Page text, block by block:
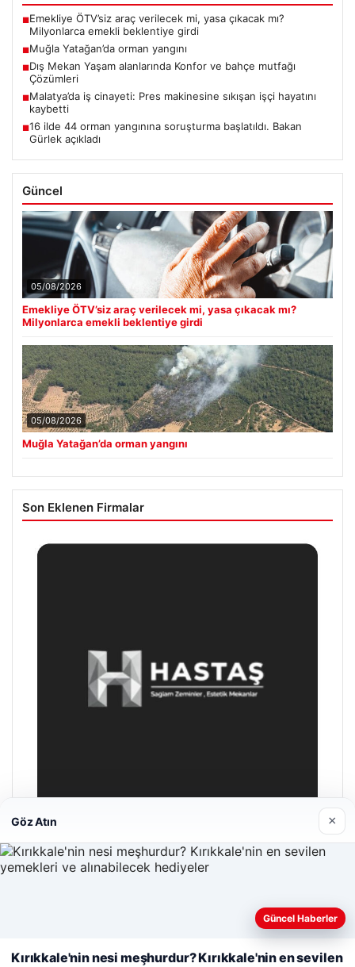
■Emekliye ÖTV’siz araç verilecek mi, yasa çıkacak mı?
Milyonlarca emekli beklentiye girdi
■Muğla Yatağan’da orman yangını
■Dış Mekan Yaşam alanlarında Konfor ve bahçe mutfağı
Çözümleri
■Malatya’da iş cinayeti: Pres makinesine sıkışan işçi hayatını
kaybetti
■16 ilde 44 orman yangınına soruşturma başlatıldı. Bakan
Gürlek açıkladı
Güncel
05/08/2026
Emekliye ÖTV’siz araç verilecek mi, yasa çıkacak mı?
Milyonlarca emekli beklentiye girdi
05/08/2026
Muğla Yatağan’da orman yangını
Son Eklenen Firmalar
Hastaş Beton
26/05/2026
Web sitemizi nasıl kullandığınızı daha iyi anlayabilmek,
kullanıyoruz.Çerez Politikamız
Göz Atın ×
Güncel Haberler
Kırıkkale'nin nesi meşhurdur? Kırıkkale'nin en sevilen